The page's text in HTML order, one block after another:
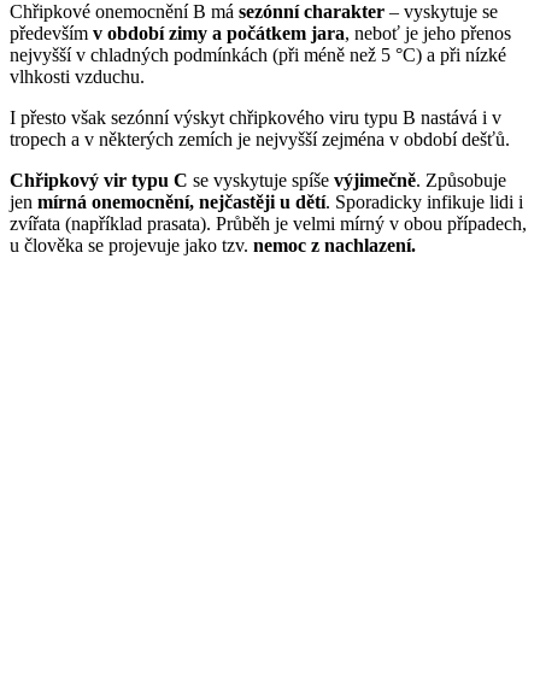
Chřipkové onemocnění B má sezónní charakter – vyskytuje se
především v období zimy a počátkem jara, neboť je jeho přenos
nejvyšší v chladných podmínkách (při méně než 5 °C) a při nízké
vlhkosti vzduchu.
I přesto však sezónní výskyt chřipkového viru typu B nastává i v
tropech a v některých zemích je nejvyšší zejména v období dešťů.
Chřipkový vir typu C se vyskytuje spíše výjimečně. Způsobuje
jen mírná onemocnění, nejčastěji u dětí. Sporadicky infikuje lidi i
zvířata (například prasata). Průběh je velmi mírný v obou případech,
u člověka se projevuje jako tzv. nemoc z nachlazení.